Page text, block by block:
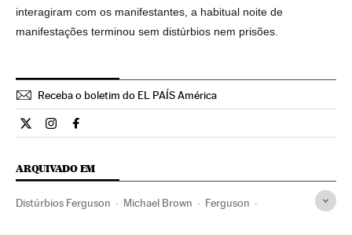
interagiram com os manifestantes, a habitual noite de
manifestações terminou sem distúrbios nem prisões.
Receba o boletim do EL PAÍS América
Internacional El País Brasil en Twitter
Internacional El País Brasil en Instagram
Internacional El País Brasil en Facebook
ARQUIVADO EM
Distúrbios Ferguson Michael Brown Ferguson